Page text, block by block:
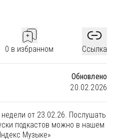
0 в избранном Ссылка
Обновлено
20.02.2026
недели от 23.02.26. Послушать
подкастов можно в нашем
Музыке»